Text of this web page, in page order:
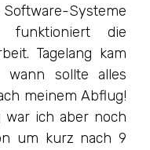
Systeme
die
Tagelang kam
wann sollte alles
meinem Abflug!
war ich aber noch
um kurz nach 9